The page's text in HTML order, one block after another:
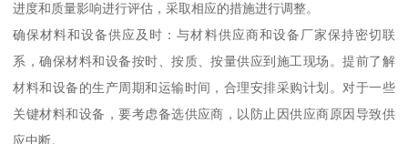
进度和质量影响进行评估，采取相应的措施进行调整。
确保材料和设备供应及时：与材料供应商和设备厂家保持密切联
系，确保材料和设备按时、按质、按量供应到施工现场。提前了解
材料和设备的生产周期和运输时间，合理安排采购计划。对于一些
关键材料和设备，要考虑备选供应商，以防止因供应商原因导致供
应中断。